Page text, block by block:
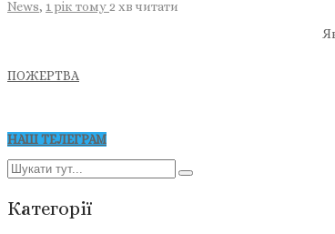
News, 1 рік тому 2 хв читати
ПОЖЕРТВА
НАШ ТЕЛЕГРАМ
Категорії